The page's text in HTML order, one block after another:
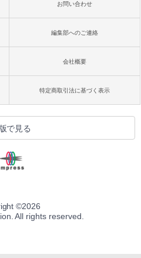
お問い合わせ
編集部へのご連絡
会社概要
特定商取引法に基づく表示
で見る
©2026
All rights reserved.